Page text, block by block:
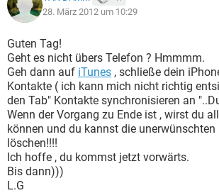
28. März 2012 um 10:29
Guten Tag!
Geht es nicht übers Telefon ? Hmmmm.
Geh dann auf iTunes , schließe dein
Kontakte ( ich kann mich nicht richtig
den Tab" Kontakte synchronisieren an
Wenn der Vorgang zu Ende ist , wirst du
können und du kannst die unerwünschten
löschen!!!!
Ich hoffe , du kommst jetzt vorwärts.
Bis dann)))
L.G